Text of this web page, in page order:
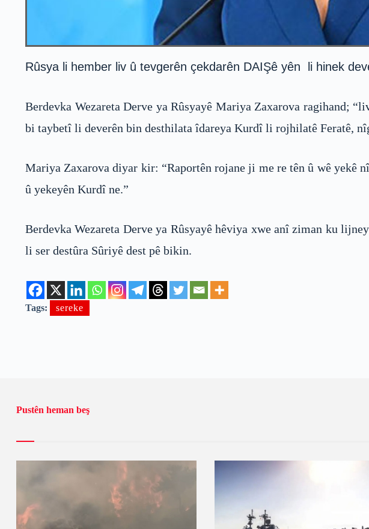
Rûsya li hember liv û tevgerên çekdarên DAIŞê yên li hinek
Berdevka Wezareta Derve ya Rûsyayê Mariya Zaxarova ragihand;
bi taybetî li deverên bin desthilata îdareya Kurdî li rojhilatê Feratê,
Mariya Zaxarova diyar kir: “Raportên rojane ji me re tên û wê yekê
û yekeyên Kurdî ne.”
Berdevka Wezareta Derve ya Rûsyayê hêviya xwe anî ziman ku
li ser destûra Sûriyê dest pê bikin.
Tags: sereke
Pustên heman beş